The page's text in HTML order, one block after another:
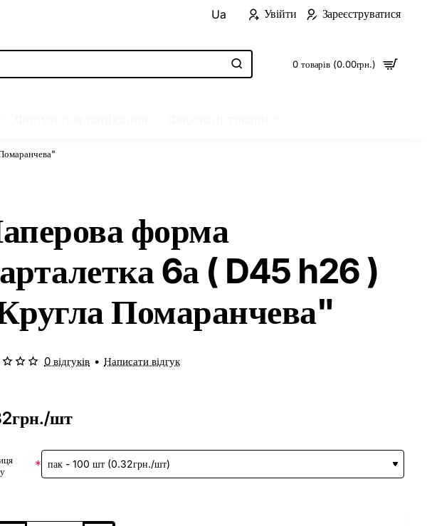
Ua Увійти Зареєструватися
0 товарів (0.00грн.)
форма
6а ( D45 h26 )
Помаранчева"
0 відгуків • Написати відгук
шт